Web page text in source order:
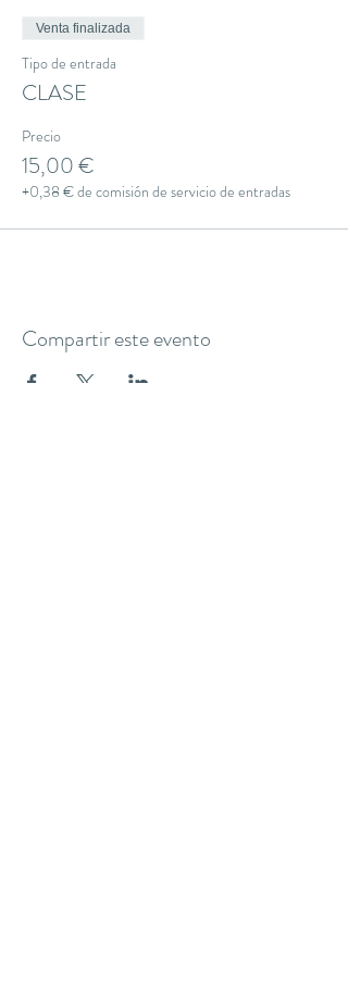
Venta finalizada
Tipo de entrada
CLASE
Precio
15,00 €
+0,38 € de comisión de servicio de entradas
Compartir este evento